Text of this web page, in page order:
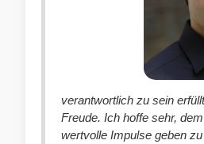
verantwortlich zu sein
Freude. Ich hoffe sehr,
wertvolle Impulse geben